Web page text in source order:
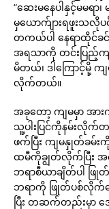
“ဆေးမနေပါနှင့်မမရာ
မှယောက်ျားရဖူးသလို
တကယ်ပါ နေရာထိုင်ခ
အရသာကို တင်းပြည့်ကျ
မိတယ်၊ ဒါကြောင့်မို့ က
လိုက်တယ်။
အခုတော့ ကျမမှာ အာ
သူ့ပါးပြင်ကိုနမ်းလိုက်
ဖက်ပြီး ကျမနှုတ်ခမ်း
ထမီကိုချွတ်လိုက်ပြီး အ
ဘရာစီယာချိတ်ပါ ဖ
ဘရာကို ဖြုတ်ပစ်လိုက်
ပြီး တဆက်တည်းမှာ